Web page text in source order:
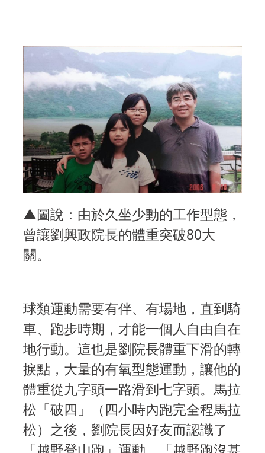
▲圖說：由於久坐少動的工作型態，
曾讓劉興政院長的體重突破80大
關。
球類運動需要有伴、有場地，直到騎
車、跑步時期，才能一個人自由自在
地行動。這也是劉院長體重下滑的轉
捩點，大量的有氧型態運動，讓他的
體重從九字頭一路滑到七字頭。馬拉
松「破四」（四小時內跑完全程馬拉
松）之後，劉院長因好友而認識了